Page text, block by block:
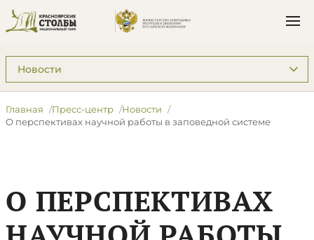
Подразделы: Пресс-центр
Главная Пресс-центр
Новости
О перспективах научной работы в заповедной системе
О ПЕРСПЕКТИВАХ